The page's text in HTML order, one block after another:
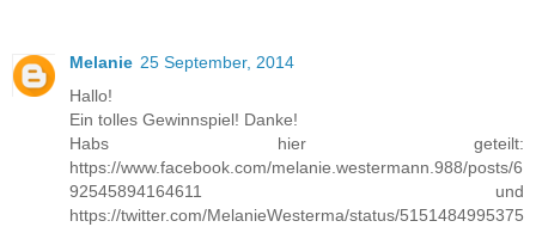
Melanie 25 September, 2014
Hallo!
Ein tolles Gewinnspiel! Danke!
Habs hier geteilt:
https://www.facebook.com/melanie.westermann.988/posts/6
92545894164611 und
https://twitter.com/MelanieWesterma/status/5151484995375